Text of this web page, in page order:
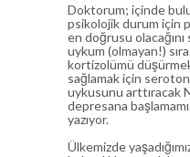
Doktorum; içinde
psikolojik durum için
en doğrusu
uykum (olmayan!)
kortizolümü
sağlamak için
uykusunu arttıracak
depresana
yazıyor.
Ülkemizde